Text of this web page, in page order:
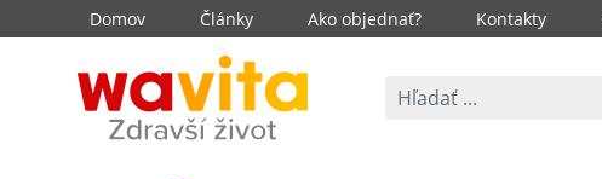
Domov Články Ako objednať? Kontakty